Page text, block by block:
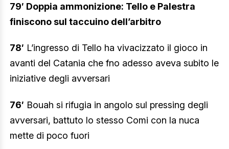
79′ Doppia ammonizione: Tello e Palestra
finiscono sul taccuino dell’arbitro
78′ L’ingresso di Tello ha vivacizzato il gioco in
avanti del Catania che fno adesso aveva subito le
iniziative degli avversari
76′ Bouah si rifugia in angolo sul pressing degli
avversari, battuto lo stesso Comi con la nuca
mette di poco fuori